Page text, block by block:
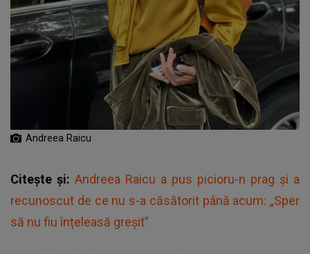
Andreea Raicu
Citește și: Andreea Raicu a pus picioru-n prag și a
recunoscut de ce nu s-a căsătorit până acum: „Sper
să nu fiu înțeleasă greșit”